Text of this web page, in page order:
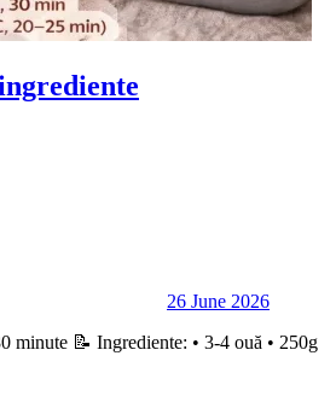
26 June 2026
minute 📝 Ingrediente: • 3-4 ouă • 250g